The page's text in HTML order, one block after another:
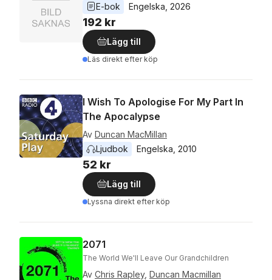
E-bok
Engelska 2026
192 kr
Lägg till
Läs direkt efter köp
I Wish To Apologise For My Part In
The Apocalypse
Av Duncan MacMillan
Ljudbok
Engelska 2010
52 kr
Lägg till
Lyssna direkt efter köp
2071
The World We'll Leave Our Grandchildren
Av Chris Rapley, Duncan Macmillan